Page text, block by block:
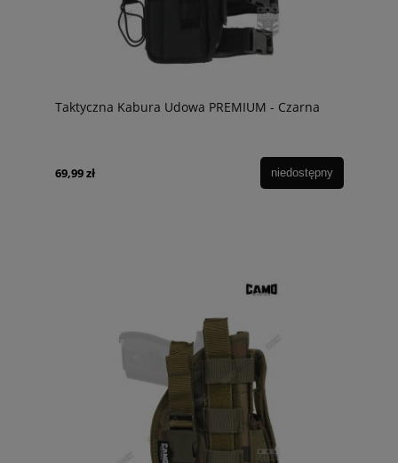
Taktyczna Kabura Udowa PREMIUM - Czarna
69,99 zł niedostępny